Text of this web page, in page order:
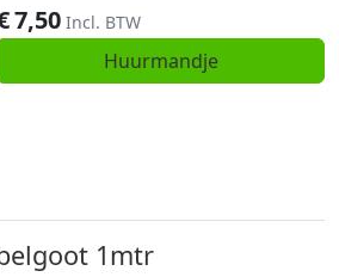
7,50 Incl. BTW
Huurmandje
1mtr